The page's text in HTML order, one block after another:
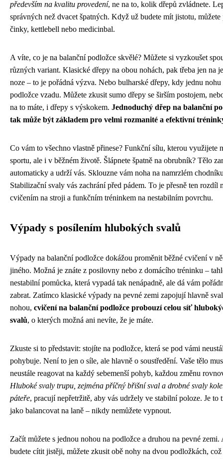
především na kvalitu provedení, ne na to, kolik dřepů zvládnete.
správných než dvacet špatných. Když už budete mít jistotu, můžete
činky, kettlebell nebo medicinbal.
A víte, co je na balanční podložce skvělé? Můžete si vyzkoušet
různých variant. Klasické dřepy na obou nohách, pak třeba jen na
noze – to je pořádná výzva. Nebo bulharské dřepy, kdy jednu nohu
podložce vzadu. Můžete zkusit sumo dřepy se širším postojem,
na to máte, i dřepy s výskokem. Jednoduchý dřep na balanční
tak může být základem pro velmi rozmanité a efektivní
Co vám to všechno vlastně přinese? Funkční sílu, kterou využijete
sportu, ale i v běžném životě. Šlápnete špatně na obrubník? Tělo
automaticky a udrží vás. Sklouzne vám noha na namrzlém
Stabilizační svaly vás zachrání před pádem. To je přesně ten rozdíl
cvičením na stroji a funkčním tréninkem na nestabilním povrchu.
Výpady s posílením hlubokých svalů
Výpady na balanční podložce dokážou proměnit běžné cvičení v
jiného. Možná je znáte z posilovny nebo z domácího tréninku –
nestabilní pomůcka, která vypadá tak nenápadně, ale dá vám
zabrat. Zatímco klasické výpady na pevné zemi zapojují hlavně
nohou, cvičení na balanční podložce probouzí celou síť
svalů, o kterých možná ani nevíte, že je máte.
Zkuste si to představit: stojíte na podložce, která se pod vámi
pohybuje. Není to jen o síle, ale hlavně o soustředění. Vaše tělo
neustále reagovat na každý sebemenší pohyb, každou změnu
Hluboké svaly trupu, zejména příčný břišní sval a drobné svaly
páteře, pracují nepřetržitě, aby vás udržely ve stabilní poloze. Je to
jako balancovat na laně – nikdy nemůžete vypnout.
Začít můžete s jednou nohou na podložce a druhou na pevné zemi.
budete cítit jistěji, můžete zkusit obě nohy na dvou podložkách, což